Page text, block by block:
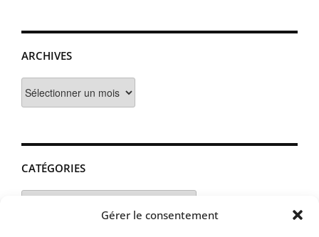
Gérer le consentement
ARCHIVES
CATÉGORIES
Catégories